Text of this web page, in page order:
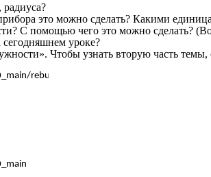
это можно сделать? Какими
С помощью чего это можно сделать?
уроке?
Чтобы узнать вторую часть темы,